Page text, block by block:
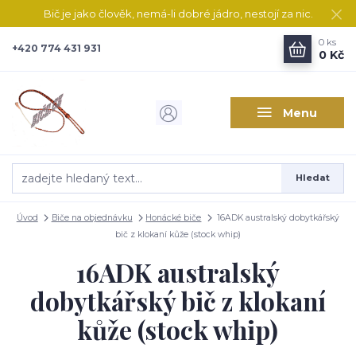
Bič je jako člověk, nemá-li dobré jádro, nestojí za nic.
Menu
Hledat
+420 774 431 931
0 ks
0 Kč
Úvod Biče na objednávku Honácké biče
16ADK australský dobytkářský
bič z klokaní kůže (stock whip)
16ADK australský
dobytkářský bič z klokaní
kůže (stock whip)